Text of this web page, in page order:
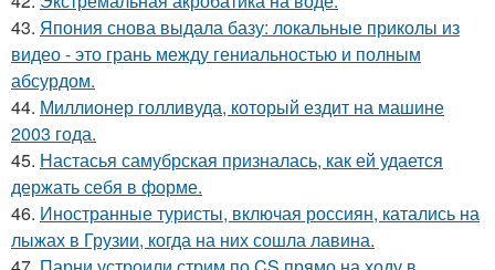
43. Япония снова выдала базу: локальные приколы из
видео - это грань между гениальностью и полным
абсурдом.
44. Миллионер голливуда, который ездит на машине
2003 года.
45. Настасья самубрская призналась, как ей удается
держать себя в форме.
46. Иностранные туристы, включая россиян, катались на
лыжах в Грузии, когда на них сошла лавина.